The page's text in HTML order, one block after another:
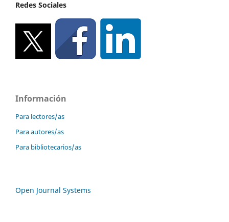
Redes Sociales
Información
Para lectores/as
Para autores/as
Para bibliotecarios/as
Open Journal Systems